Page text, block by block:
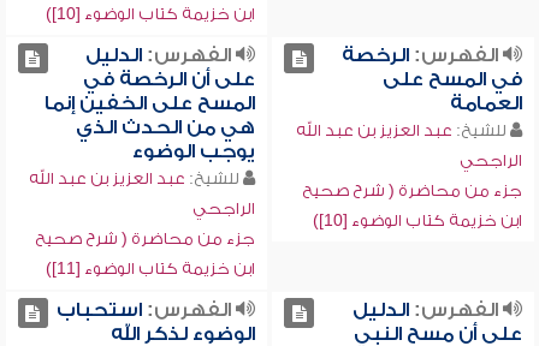
ابن خزيمة كتاب الوضوء [10])
الفهرس:الرخصة
في المسح على
العمامة
للشيخ: عبد العزيز بن عبد الله
الراجحي
جزء من محاضرة ( شرح صحيح
ابن خزيمة كتاب الوضوء [10])
الفهرس:الدليل
على أن الرخصة في
المسح على الخفين إنما
هي من الحدث الذي
يوجب الوضوء
للشيخ: عبد العزيز بن عبد الله
الراجحي
جزء من محاضرة ( شرح صحيح
ابن خزيمة كتاب الوضوء [11])
الفهرس:الدليل
على أن مسح النبي
الفهرس:استحباب
الوضوء لذكر الله